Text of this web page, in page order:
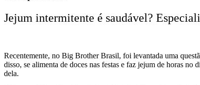
Jejum intermitente é saudável?
Recentemente, no Big Brother Brasil, foi levantada uma
disso, se alimenta de doces nas festas e faz jejum de horas no
dela.